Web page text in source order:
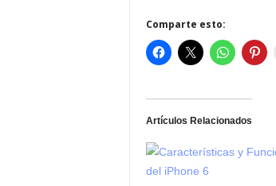
Comparte esto:
Artículos Relacionados